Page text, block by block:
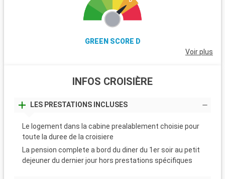
GREEN SCORE D
Voir plus
INFOS CROISIÈRE
LES PRESTATIONS INCLUSES
Le logement dans la cabine prealablement choisie pour
toute la duree de la croisiere
La pension complete a bord du diner du 1er soir au petit
dejeuner du dernier jour hors prestations spécifiques